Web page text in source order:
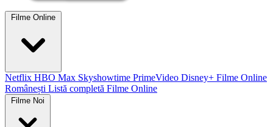
Filme Online
Netflix HBO Max Skyshowtime PrimeVideo Disney+ Filme Online
Românești Listă completă Filme Online
Filme Noi